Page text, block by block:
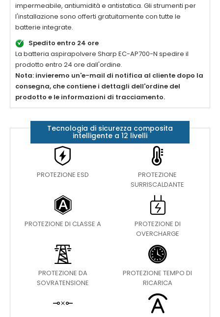
impermeabile, antiumidità e antistatica. Gli strumenti per
l'installazione sono offerti gratuitamente con tutte le
batterie integrate.
Spedito entro 24 ore
La batteria aspirapolvere Sharp EC-AP700-N spedire il
prodotto entro 24 ore dall'ordine.
Nota: invieremo un'e-mail di notifica al cliente dopo la
consegna, che contiene i dettagli dell'ordine del
prodotto e le informazioni di tracciamento.
Tecnologia di sicurezza composita
intelligente a 12 livelli
PROTEZIONE ESD
PROTEZIONE
SURRISCALDANTE
PROTEZIONE DI CLASSE A
PROTEZIONE DI
OVERCHARGE
PROTEZIONE DA
SOVRATENSIONE
PROTEZIONE TEMPO DI
RICARICA